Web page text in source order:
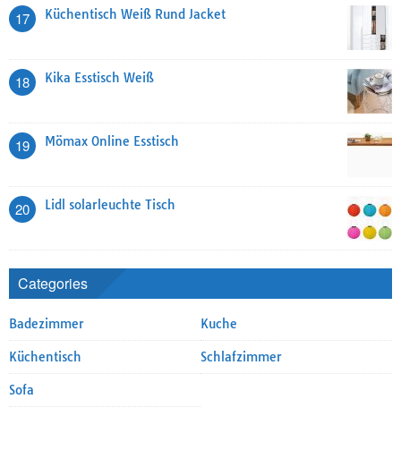
17 Küchentisch Weiß Rund Jacket
18 Kika Esstisch Weiß
19 Mömax Online Esstisch
20 Lidl solarleuchte Tisch
Categories
Badezimmer Kuche
Küchentisch Schlafzimmer
Sofa